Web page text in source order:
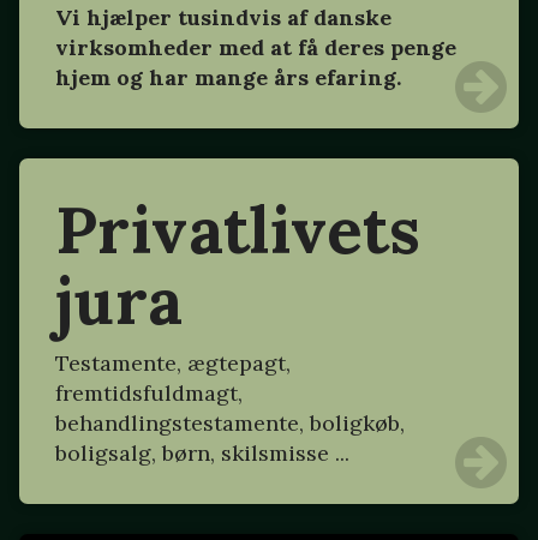
Vi hjælper tusindvis af danske
virksomheder med at få deres penge
hjem og har mange års efaring.
Privatlivets
jura
Testamente, ægtepagt,
fremtidsfuldmagt,
behandlingstestamente, boligkøb,
boligsalg, børn, skilsmisse ...